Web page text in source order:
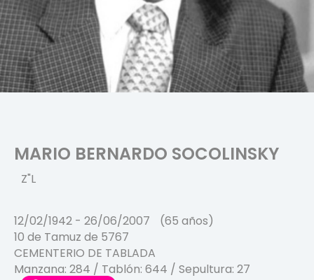
MARIO BERNARDO SOCOLINSKY
Z"L
12/02/1942 - 26/06/2007
(65 años)
10 de Tamuz de 5767
CEMENTERIO DE TABLADA
Manzana: 284 / Tablón: 644 / Sepultura: 27